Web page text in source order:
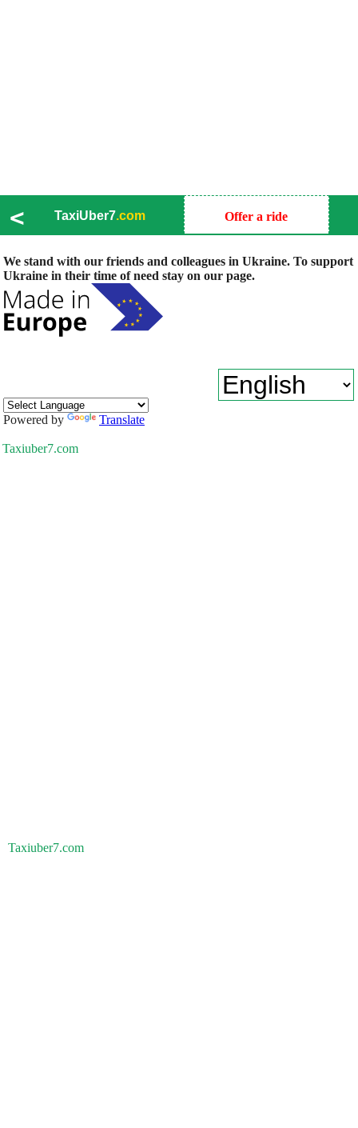
< TaxiUber7.com Offer a ride
We stand with our friends and colleagues in Ukraine. To support
Ukraine in their time of need stay on our page.
Powered by Translate
Taxiuber7.com
Taxiuber7.com